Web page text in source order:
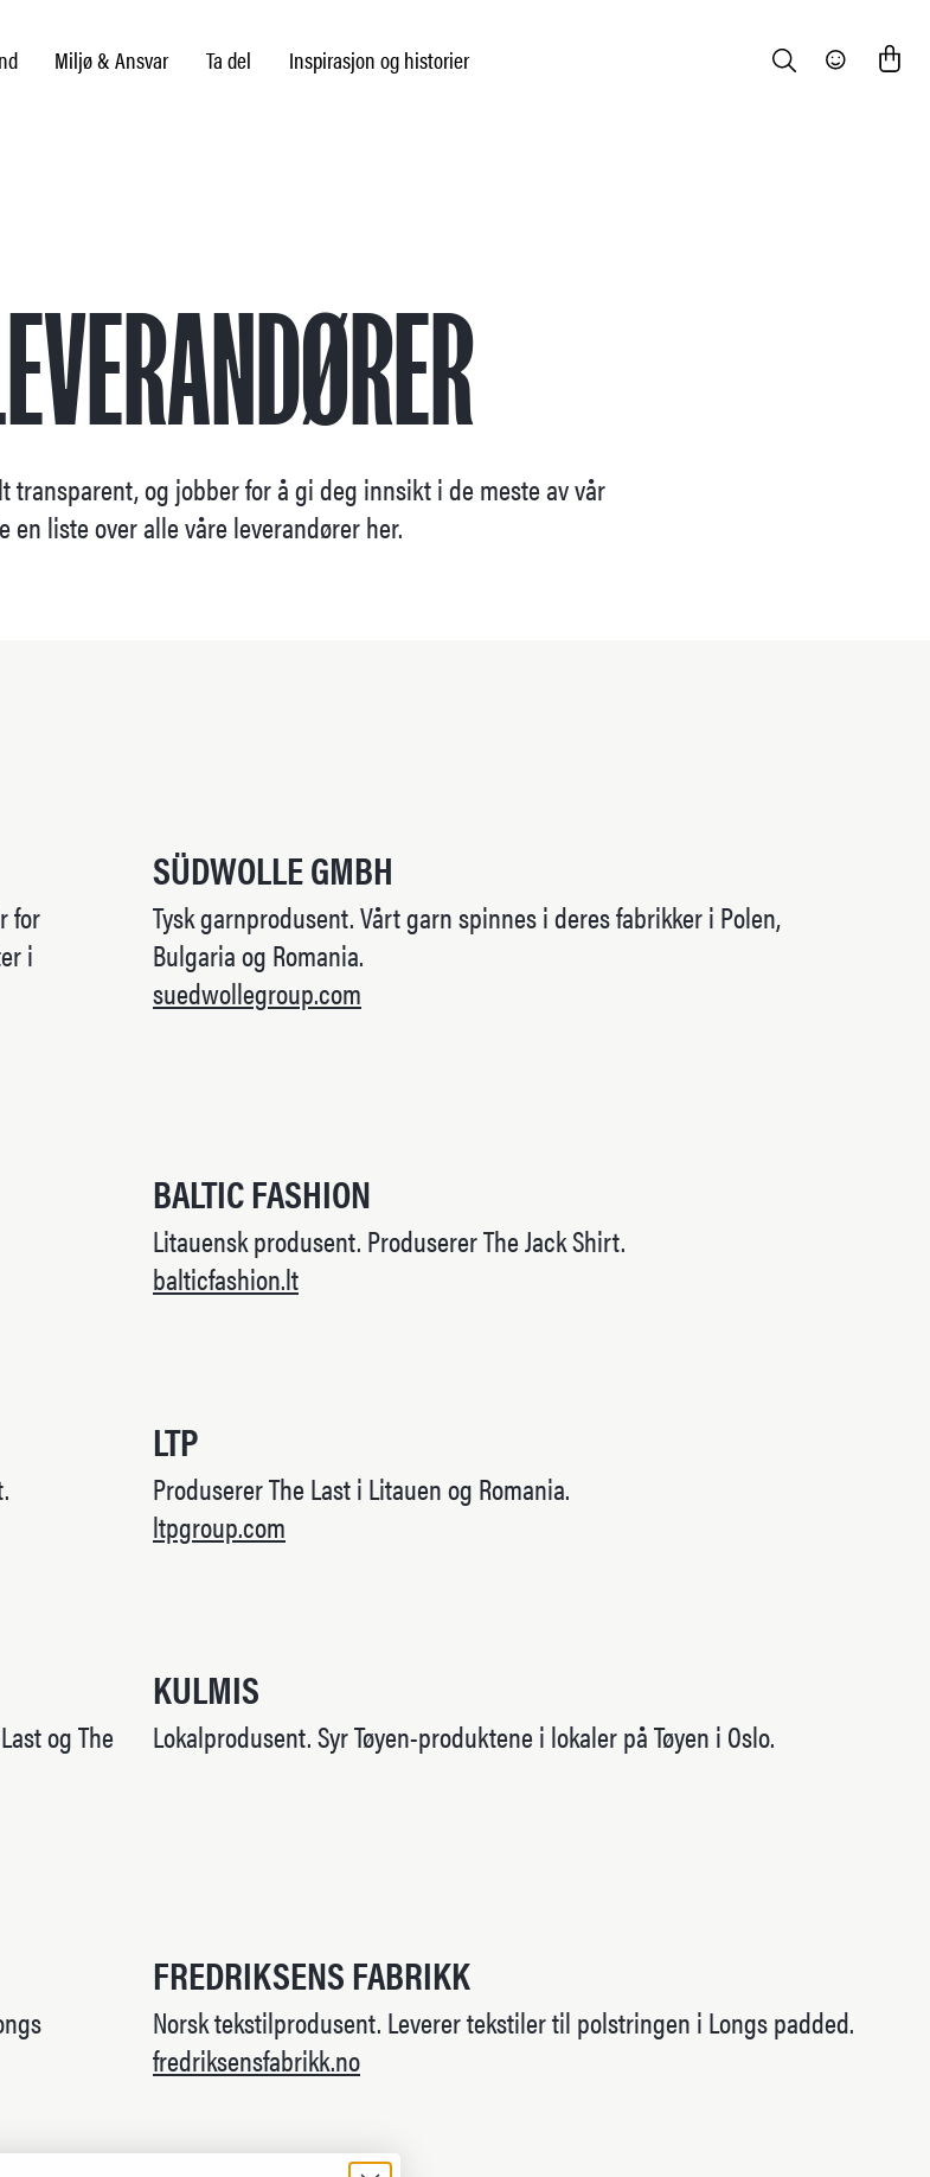
Miljø & Ansvar Ta del Inspirasjon og historier Search Community
transparent, og jobber for å gi deg innsikt i de meste av vår
en liste over alle våre leverandører her.
for
i
SÜDWOLLE GMBH
Tysk garnprodusent. Vårt garn spinnes i deres fabrikker i Polen,
Bulgaria og Romania.
suedwollegroup.com
BALTIC FASHION
Litauensk produsent. Produserer The Jack Shirt.
balticfashion.lt
LTP
Produserer The Last i Litauen og Romania.
ltpgroup.com
og The
KULMIS
Lokalprodusent. Syr Tøyen-produktene i lokaler på Tøyen i Oslo.
FREDRIKSENS FABRIKK
Norsk tekstilprodusent. Leverer tekstiler til polstringen i Longs padded.
fredriksensfabrikk.no